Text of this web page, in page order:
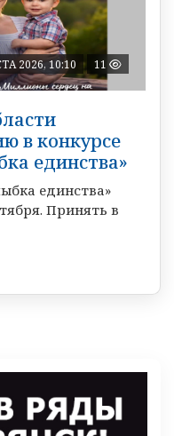
2026, 10:10 11
в конкурсе
единства»
единства»
Принять в